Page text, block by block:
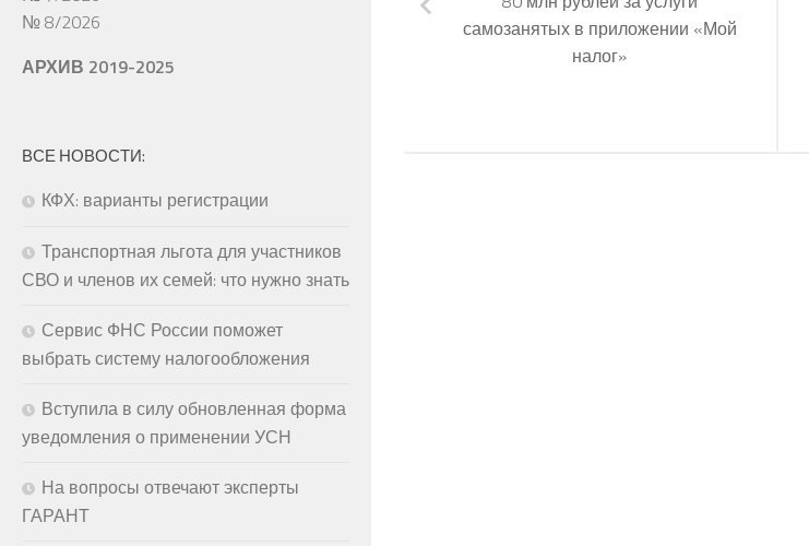
самозанятых в приложении «Мой
налог»
№ 8/2026
АРХИВ 2019-2025
ВСЕ НОВОСТИ:
КФХ: варианты регистрации
Транспортная льгота для участников
СВО и членов их семей: что нужно знать
Сервис ФНС России поможет
выбрать систему налогообложения
Вступила в силу обновленная форма
уведомления о применении УСН
На вопросы отвечают эксперты
ГАРАНТ